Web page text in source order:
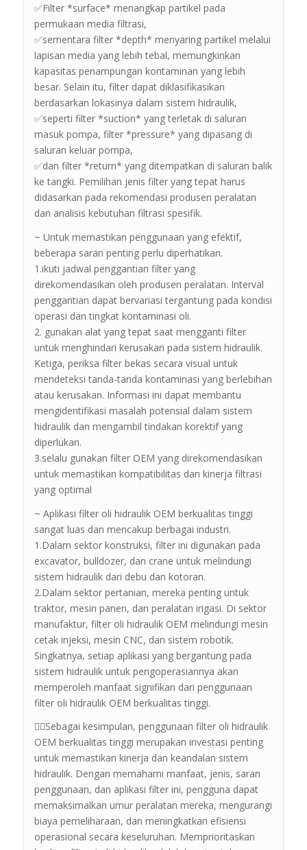
✅Filter *surface* menangkap partikel pada
permukaan media filtrasi,
✅sementara filter *depth* menyaring partikel melalui
lapisan media yang lebih tebal, memungkinkan
kapasitas penampungan kontaminan yang lebih
besar. Selain itu, filter dapat diklasifikasikan
berdasarkan lokasinya dalam sistem hidraulik,
✅seperti filter *suction* yang terletak di saluran
masuk pompa, filter *pressure* yang dipasang di
saluran keluar pompa,
✅dan filter *return* yang ditempatkan di saluran balik
ke tangki. Pemilihan jenis filter yang tepat harus
didasarkan pada rekomendasi produsen peralatan
dan analisis kebutuhan filtrasi spesifik.
~ Untuk memastikan penggunaan yang efektif,
beberapa saran penting perlu diperhatikan.
1.ikuti jadwal penggantian filter yang
direkomendasikan oleh produsen peralatan. Interval
penggantian dapat bervariasi tergantung pada kondisi
operasi dan tingkat kontaminasi oli.
2. gunakan alat yang tepat saat mengganti filter
untuk menghindari kerusakan pada sistem hidraulik.
Ketiga, periksa filter bekas secara visual untuk
mendeteksi tanda-tanda kontaminasi yang berlebihan
atau kerusakan. Informasi ini dapat membantu
mengidentifikasi masalah potensial dalam sistem
hidraulik dan mengambil tindakan korektif yang
diperlukan.
3.selalu gunakan filter OEM yang direkomendasikan
untuk memastikan kompatibilitas dan kinerja filtrasi
yang optimal
~ Aplikasi filter oli hidraulik OEM berkualitas tinggi
sangat luas dan mencakup berbagai industri.
1.Dalam sektor konstruksi, filter ini digunakan pada
excavator, bulldozer, dan crane untuk melindungi
sistem hidraulik dari debu dan kotoran.
2.Dalam sektor pertanian, mereka penting untuk
traktor, mesin panen, dan peralatan irigasi. Di sektor
manufaktur, filter oli hidraulik OEM melindungi mesin
cetak injeksi, mesin CNC, dan sistem robotik.
Singkatnya, setiap aplikasi yang bergantung pada
sistem hidraulik untuk pengoperasiannya akan
memperoleh manfaat signifikan dari penggunaan
filter oli hidraulik OEM berkualitas tinggi.
💁‍♂️Sebagai kesimpulan, penggunaan filter oli hidraulik
OEM berkualitas tinggi merupakan investasi penting
untuk memastikan kinerja dan keandalan sistem
hidraulik. Dengan memahami manfaat, jenis, saran
penggunaan, dan aplikasi filter ini, pengguna dapat
memaksimalkan umur peralatan mereka, mengurangi
biaya pemeliharaan, dan meningkatkan efisiensi
operasional secara keseluruhan. Memprioritaskan